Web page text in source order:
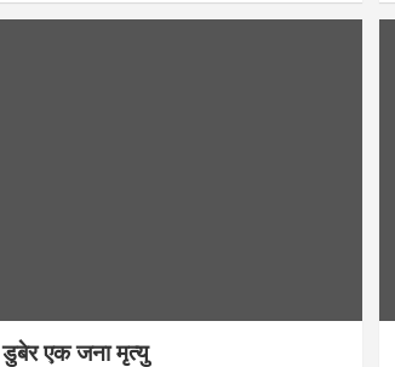
डुबेर एक जना मृत्यु